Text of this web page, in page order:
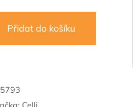
Přidat do košíku
Celli